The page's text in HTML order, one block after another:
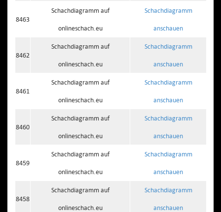
8463
Schachdiagramm auf
onlineschach.eu
Schachdiagramm
anschauen
8462
Schachdiagramm auf
onlineschach.eu
Schachdiagramm
anschauen
8461
Schachdiagramm auf
onlineschach.eu
Schachdiagramm
anschauen
8460
Schachdiagramm auf
onlineschach.eu
Schachdiagramm
anschauen
8459
Schachdiagramm auf
onlineschach.eu
Schachdiagramm
anschauen
8458
Schachdiagramm auf
onlineschach.eu
Schachdiagramm
anschauen